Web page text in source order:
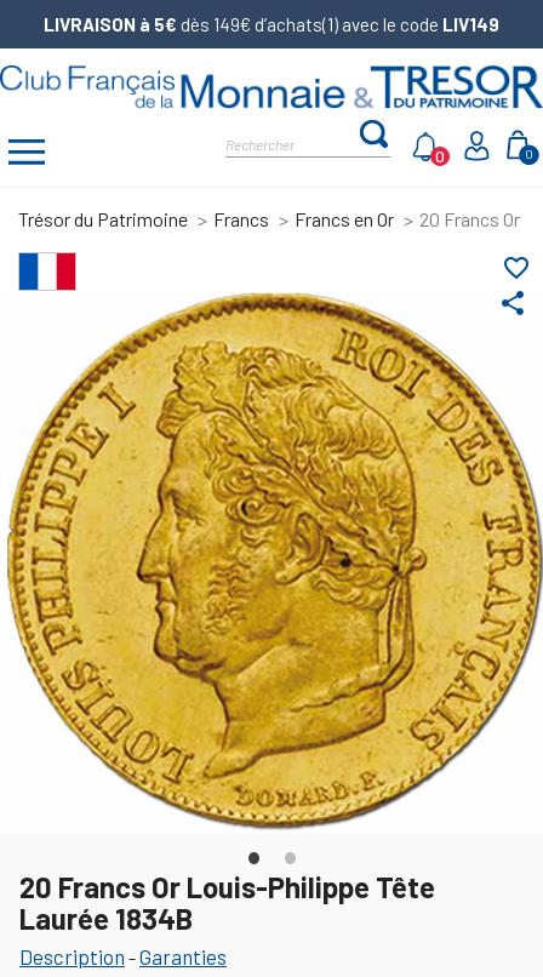
LIVRAISON à 5€ dès 149€ d’achats(1) avec le code LIV149
0
0
Trésor du Patrimoine Francs Francs en Or 20 Francs Or
share
favorite_border
20 Francs Or Louis-Philippe Tête
Laurée 1834B
Description -Garanties